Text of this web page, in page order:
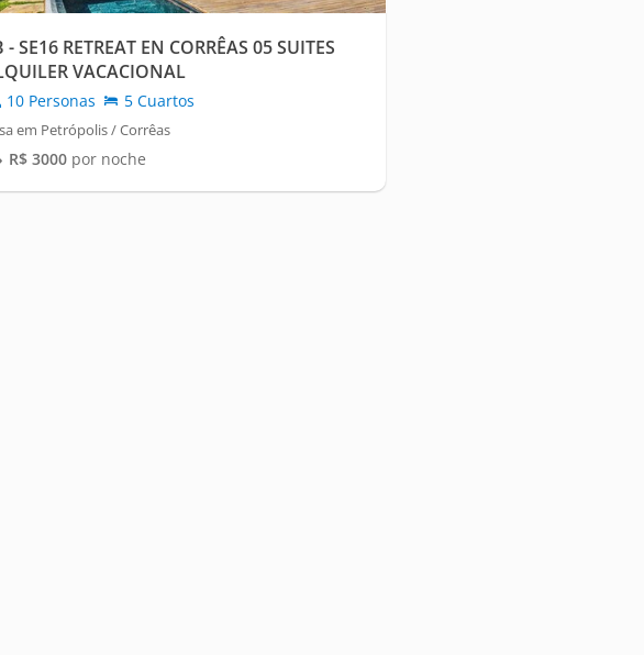
- SE16 RETREAT EN CORRÊAS 05 SUITES
VACACIONAL
10 Personas 5 Cuartos
em Petrópolis / Corrêas
R$ 3000por noche